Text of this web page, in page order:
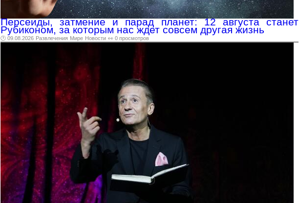
Персеиды, затмение и парад планет: 12 августа станет
Рубиконом, за которым нас ждет совсем другая жизнь
🕑 09.08.2026 Развлечения Мире Новости 👀 0 просмотров